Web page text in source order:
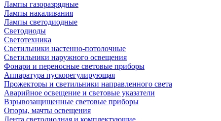
Лампы газоразрядные
Лампы накаливания
Лампы светодиодные
Светодиоды
Светотехника
Светильники настенно-потолочные
Светильники наружного освещения
Фонари и переносные световые приборы
Аппаратура пускорегулирующая
Прожекторы и светильники направленного света
Аварийное освещение и световые указатели
Взрывозащищенные световые приборы
Опоры, мачты освещения
Лента светодиодная и комплектующие